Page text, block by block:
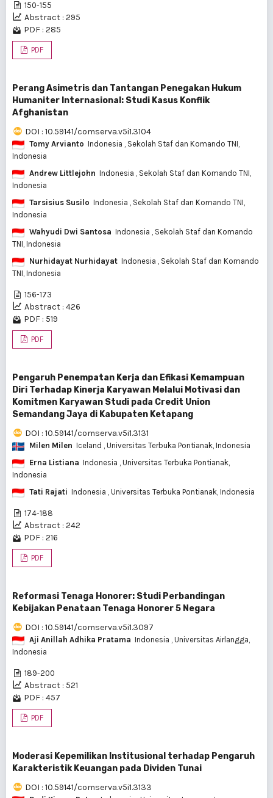
150-155
Abstract : 295
PDF : 285
PDF
Perang Asimetris dan Tantangan Penegakan Hukum
Humaniter Internasional: Studi Kasus Konflik
Afghanistan
DOI : 10.59141/comserva.v5i1.3104
Tomy Arvianto Indonesia , Sekolah Staf dan Komando TNI,
Indonesia
Andrew Littlejohn Indonesia , Sekolah Staf dan Komando TNI,
Indonesia
Tarsisius Susilo Indonesia , Sekolah Staf dan Komando TNI,
Indonesia
Wahyudi Dwi Santosa Indonesia , Sekolah Staf dan Komando
TNI, Indonesia
Nurhidayat Nurhidayat Indonesia , Sekolah Staf dan Komando
TNI, Indonesia
156-173
Abstract : 426
PDF : 519
PDF
Pengaruh Penempatan Kerja dan Efikasi Kemampuan
Diri Terhadap Kinerja Karyawan Melalui Motivasi dan
Komitmen Karyawan Studi pada Credit Union
Semandang Jaya di Kabupaten Ketapang
DOI : 10.59141/comserva.v5i1.3131
Milen Milen Iceland , Universitas Terbuka Pontianak, Indonesia
Erna Listiana Indonesia , Universitas Terbuka Pontianak,
Indonesia
Tati Rajati Indonesia , Universitas Terbuka Pontianak, Indonesia
174-188
Abstract : 242
PDF : 216
PDF
Reformasi Tenaga Honorer: Studi Perbandingan
Kebijakan Penataan Tenaga Honorer 5 Negara
DOI : 10.59141/comserva.v5i1.3097
Aji Anillah Adhika Pratama Indonesia , Universitas Airlangga,
Indonesia
189-200
Abstract : 521
PDF : 457
PDF
Moderasi Kepemilikan Institusional terhadap Pengaruh
Karakteristik Keuangan pada Dividen Tunai
DOI : 10.59141/comserva.v5i1.3133